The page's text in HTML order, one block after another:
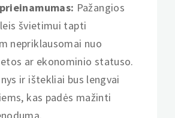
Pažangios
švietimui tapti
nepriklausomai nuo
ar ekonominio statuso.
ir ištekliai bus lengvai
kas padės mažinti